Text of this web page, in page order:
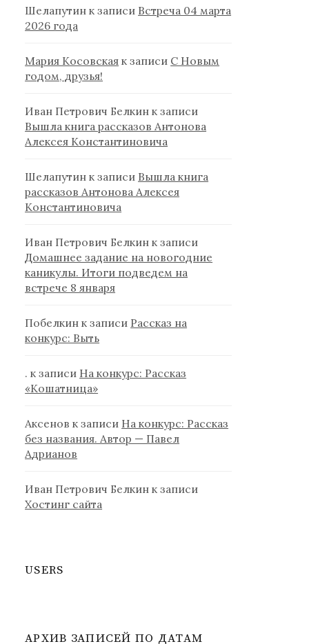
Шелапутин к записи Встреча 04 марта
2026 года
Мария Косовская к записи С Новым
годом, друзья!
Иван Петрович Белкин к записи
Вышла книга рассказов Антонова
Алексея Константиновича
Шелапутин к записи Вышла книга
рассказов Антонова Алексея
Константиновича
Иван Петрович Белкин к записи
Домашнее задание на новогодние
каникулы. Итоги подведем на
встрече 8 января
Побелкин к записи Рассказ на
конкурс: Выть
. к записи На конкурс: Рассказ
«Кошатница»
Аксенов к записи На конкурс: Рассказ
без названия. Автор — Павел
Адрианов
Иван Петрович Белкин к записи
Хостинг сайта
USERS
АРХИВ ЗАПИСЕЙ ПО ДАТАМ